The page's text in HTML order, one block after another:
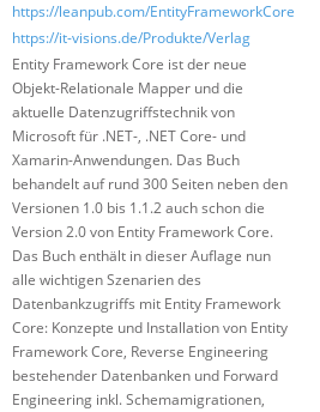
https://leanpub.com/EntityFrameworkCore
https://it-visions.de/Produkte/Verlag
Entity Framework Core ist der neue
Objekt-Relationale Mapper und die
aktuelle Datenzugriffstechnik von
Microsoft für .NET-, .NET Core- und
Xamarin-Anwendungen. Das Buch
behandelt auf rund 300 Seiten neben den
Versionen 1.0 bis 1.1.2 auch schon die
Version 2.0 von Entity Framework Core.
Das Buch enthält in dieser Auflage nun
alle wichtigen Szenarien des
Datenbankzugriffs mit Entity Framework
Core: Konzepte und Installation von Entity
Framework Core, Reverse Engineering
bestehender Datenbanken und Forward
Engineering inkl. Schemamigrationen,